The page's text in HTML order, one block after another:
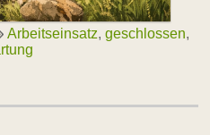
Arbeitseinsatz, geschlossen,